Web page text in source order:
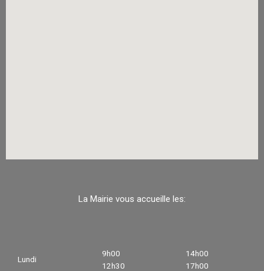
La Mairie vous accueille les:
Lundi
9h00
12h30
14h00
17h00